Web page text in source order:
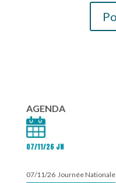
AGENDA
07/11/26 JN
07/11/26 Journée Nationale